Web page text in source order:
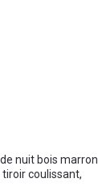
nuit bois marron
coulissant,